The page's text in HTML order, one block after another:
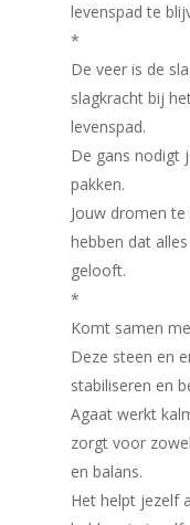
levenspad te
*
De veer is de
slagkracht bij
levenspad.
De gans nodigt
pakken.
Jouw dromen
hebben dat
gelooft.
*
Komt samen
Deze steen en
stabiliseren en
Agaat werkt
zorgt voor
en balans.
Het helpt jezelf